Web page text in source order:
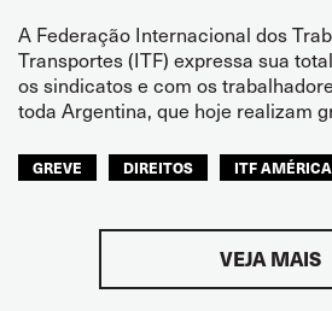
A Federação Internacional dos
Transportes (ITF) expressa sua
os sindicatos e com os
toda Argentina, que hoje realizam
GREVE DIREITOS ITF
VEJA MAIS